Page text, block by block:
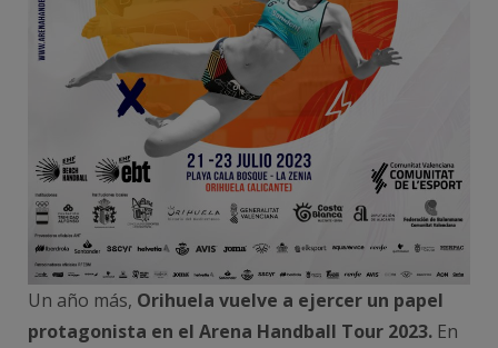
Un año más, Orihuela vuelve a ejercer un papel
protagonista en el Arena Handball Tour 2023. En